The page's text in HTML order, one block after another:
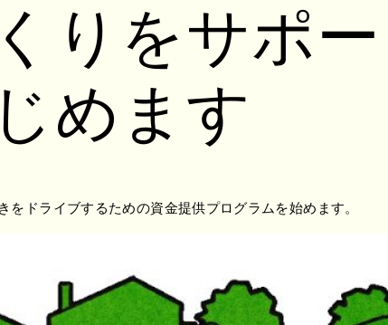
りをサポ
めます
をドライブするための資金提供プログラムを始めます。